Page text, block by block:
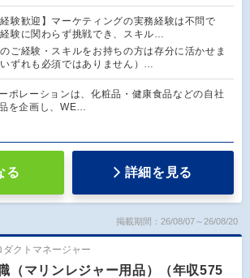
経験歓迎】マーケティングの実務経験は不問で
験に関わらず挑戦でき、スキル…
ご経験・スキルをお持ちの方は存分に活かせま
ずれも必須ではありません）…
ポレーションは、化粧品・健康食品などの自社
を企画し、WE…
る 詳細を見る
掲載期間：26/08/07～26/08/20
ダクトマネージャー
（マリンレジャー用品）（年収575